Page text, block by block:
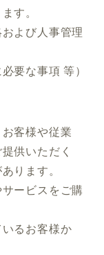
す。
よび人事管理
要な事項 等）
客様や従業
供いただく
ります。
ービスをご購
いるお客様か